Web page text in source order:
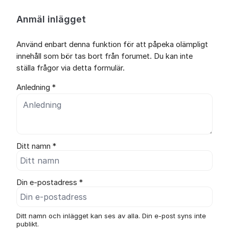
Anmäl inlägget
Använd enbart denna funktion för att påpeka olämpligt
innehåll som bör tas bort från forumet. Du kan inte
ställa frågor via detta formulär.
Anledning *
Ditt namn *
Din e-postadress *
Ditt namn och inlägget kan ses av alla. Din e-post syns inte
publikt.